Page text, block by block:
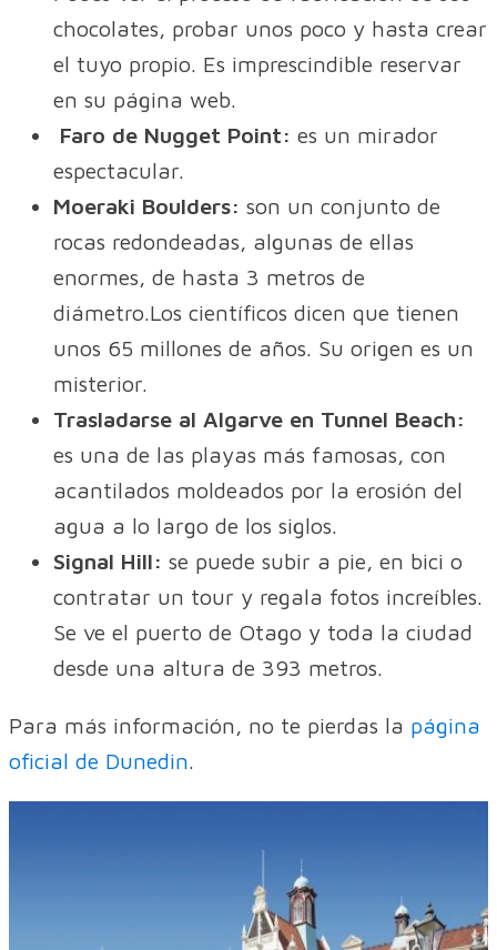
chocolates, probar unos poco y hasta crear
el tuyo propio. Es imprescindible reservar
en su página web.
Faro de Nugget Point: es un mirador
espectacular.
Moeraki Boulders: son un conjunto de
rocas redondeadas, algunas de ellas
enormes, de hasta 3 metros de
diámetro.Los científicos dicen que tienen
unos 65 millones de años. Su origen es un
misterior.
Trasladarse al Algarve en Tunnel Beach:
es una de las playas más famosas, con
acantilados moldeados por la erosión del
agua a lo largo de los siglos.
Signal Hill: se puede subir a pie, en bici o
contratar un tour y regala fotos increíbles.
Se ve el puerto de Otago y toda la ciudad
desde una altura de 393 metros.
Para más información, no te pierdas la página
oficial de Dunedin.